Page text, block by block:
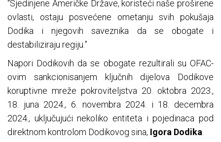
“Sjedinjene Američke Države, koristeći naše proširene
ovlasti, ostaju posvećene ometanju svih pokušaja
Dodika i njegovih saveznika da se obogate i
destabiliziraju regiju.”
Napori Dodikovih da se obogate rezultirali su OFAC-
ovim sankcionisanjem ključnih dijelova Dodikove
koruptivne mreže pokroviteljstva 20. oktobra 2023.,
18. juna 2024., 6. novembra 2024. i 18. decembra
2024., uključujući nekoliko entiteta i pojedinaca pod
direktnom kontrolom Dodikovog sina, Igora Dodika.